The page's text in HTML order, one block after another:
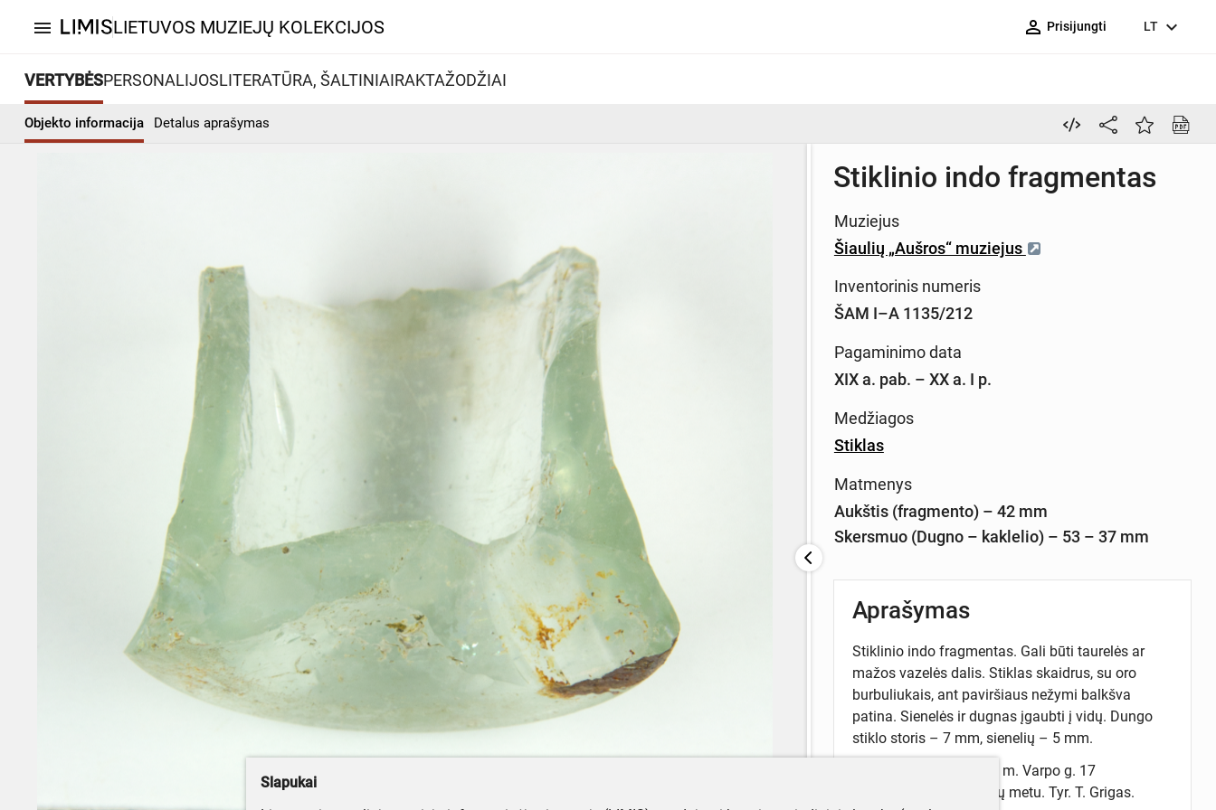
menu LIETUVOS MUZIEJŲ KOLEKCIJOS person_outline Prisijungti LT expand_more
VERTYBĖSPERSONALIJOSLITERATŪRA, ŠALTINIAIRAKTAŽODŽIAI
Objekto informacija Detalus aprašymas
Stiklinio indo fragmentas
Muziejus
Šiaulių „Aušros“ muziejus
Inventorinis numeris
ŠAM I–A 1135/212
Pagaminimo data
XIX a. pab. – XX a. I p.
Medžiagos
Stiklas
Matmenys
Aukštis (fragmento) – 42 mm
Skersmuo (Dugno – kaklelio) – 53 – 37 mm
Aprašymas
Stiklinio indo fragmentas. Gali būti taurelės ar
mažos vazelės dalis. Stiklas skaidrus, su oro
burbuliukais, ant paviršiaus nežymi balkšva
patina. Sienelės ir dugnas įgaubti į vidų. Dungo
stiklo storis – 7 mm, sienelių – 5 mm.
Rasta Šiauliuose, 2018 m. Varpo g. 17
archeologinių žvalgymų metu. Tyr. T. Grigas.
Slapukai